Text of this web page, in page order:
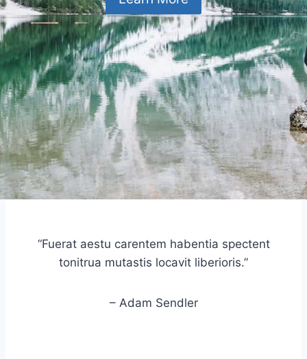
“Fuerat aestu carentem habentia spectent
tonitrua mutastis locavit liberioris.”
– Adam Sendler